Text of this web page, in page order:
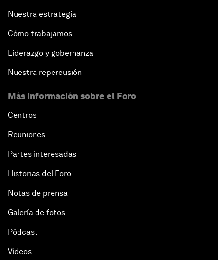
Nuestra estrategia
Cómo trabajamos
Liderazgo y gobernanza
Nuestra repercusión
Más información sobre el Foro
Centros
Reuniones
Partes interesadas
Historias del Foro
Notas de prensa
Galería de fotos
Pódcast
Vídeos